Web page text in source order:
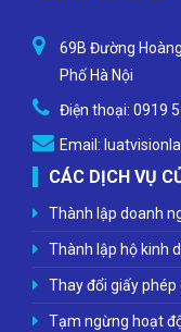
69B Đường
Phố Hà Nội
Điện thoại: 0919
Email:
CÁC DỊCH VỤ
Thành lập doanh
Thành lập hộ kinh
Thay đổi giấy phép
Tạm ngừng hoạt